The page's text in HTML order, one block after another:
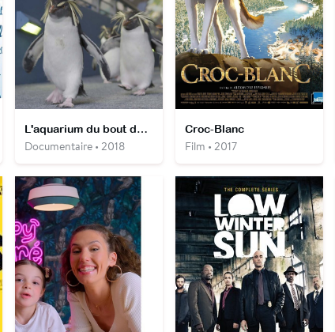
L'aquarium du bout du monde
Documentaire • 2018
Croc-Blanc
Film • 2017